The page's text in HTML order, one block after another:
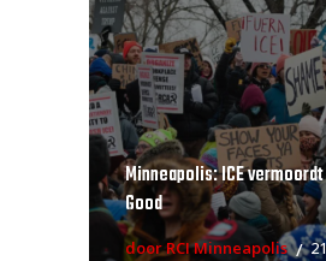
Minneapolis: ICE
Good
door RCI Minneapolis